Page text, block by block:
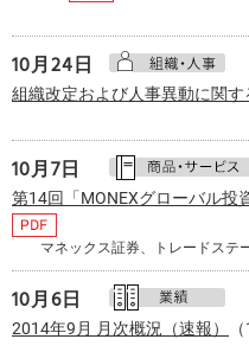
10月24日
組織改定および人事異動に関す
10月7日
第14回「MONEXグローバル投
マネックス証券、トレードステ
10月6日
2014年9月 月次概況（速報）